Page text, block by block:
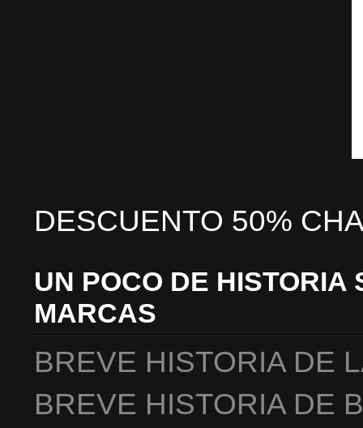
DESCUENTO 50%
UN POCO DE HISTORIA
MARCAS
BREVE HISTORIA DE
BREVE HISTORIA DE